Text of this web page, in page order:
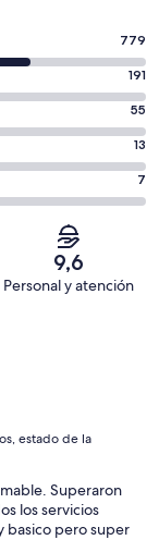
779
191
55
13
7
9,6
Personal y atención
estado de la
Superaron
los servicios
basico pero super